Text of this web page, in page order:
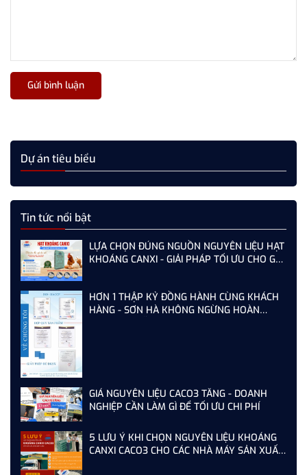
Gửi bình luận
Dự án tiêu biểu
Tin tức nổi bật
LỰA CHỌN ĐÚNG NGUỒN NGUYÊN LIỆU HẠT
KHOÁNG CANXI - GIẢI PHÁP TỐI ƯU CHO GÀ,
HƠN 1 THẬP KỶ ĐỒNG HÀNH CÙNG KHÁCH
HÀNG - SƠN HÀ KHÔNG NGỪNG HOÀN
GIÁ NGUYÊN LIỆU CACO3 TĂNG - DOANH
NGHIỆP CẦN LÀM GÌ ĐỂ TỐI ƯU CHI PHÍ
5 LƯU Ý KHI CHỌN NGUYÊN LIỆU KHOÁNG
CANXI CACO3 CHO CÁC NHÀ MÁY SẢN XUẤT